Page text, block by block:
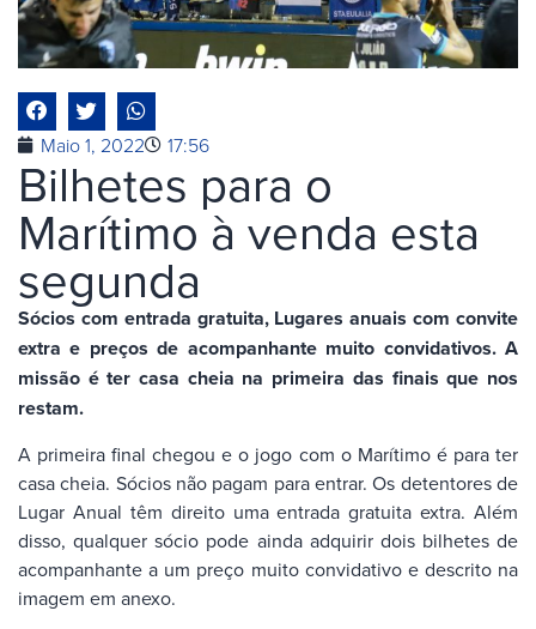
Maio 1, 2022 17:56
Bilhetes para o
Marítimo à venda esta
segunda
Sócios com entrada gratuita, Lugares anuais com convite
extra e preços de acompanhante muito convidativos. A
missão é ter casa cheia na primeira das finais que nos
restam.
A primeira final chegou e o jogo com o Marítimo é para ter
casa cheia. Sócios não pagam para entrar. Os detentores de
Lugar Anual têm direito uma entrada gratuita extra. Além
disso, qualquer sócio pode ainda adquirir dois bilhetes de
acompanhante a um preço muito convidativo e descrito na
imagem em anexo.